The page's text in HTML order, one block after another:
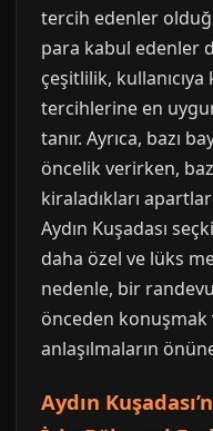
tercih edenler
para kabul edenler
çeşitlilik,
tercihlerine en
tanır. Ayrıca, bazı
öncelik verirken,
kiraladıkları
Aydın Kuşadası
daha özel ve lüks
nedenle, bir
önceden konuşmak
anlaşılmaların
Aydın